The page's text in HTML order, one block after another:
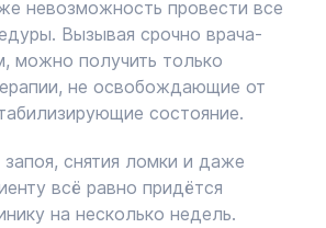
невозможность провести все
Вызывая срочно врача-
можно получить только
не освобождающие от
состояние.
снятия ломки и даже
всё равно придётся
на несколько недель.